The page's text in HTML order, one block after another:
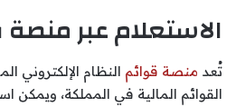
الاستعلام عبر
تُعد منصة قوائم النظام الإلكتروني
القوائم المالية في المملكة، ويمكن